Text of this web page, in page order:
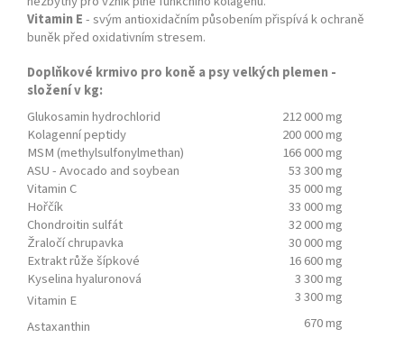
Vitamin E- svým antioxidačním působením přispívá k ochraně
buněk před oxidativním stresem.
Doplňkové krmivo pro koně a psy velkých plemen -
složení v kg:
Glukosamin hydrochlorid
212 000 mg
Kolagenní peptidy
200 000 mg
MSM (methylsulfonylmethan)
166 000 mg
ASU - Avocado and soybean
53 300 mg
Vitamin C
35 000 mg
Hořčík
33 000 mg
Chondroitin sulfát
32 000 mg
Žraločí chrupavka
30 000 mg
Extrakt růže šípkové
16 600 mg
Kyselina hyaluronová
3 300 mg
Vitamin E
3 300 mg
Astaxanthin
670 mg